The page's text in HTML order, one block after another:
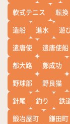
軟式テニス
転換
造船
進水 遊
遣唐使
遣唐使船
都大路
鄭成功
野球部
野良猫
針尾
釣り 鉄
鍛冶屋町
鎌田町